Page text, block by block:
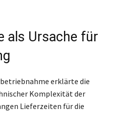
als Ursache für
erklärte die
Komplexität der
Lieferzeiten für die